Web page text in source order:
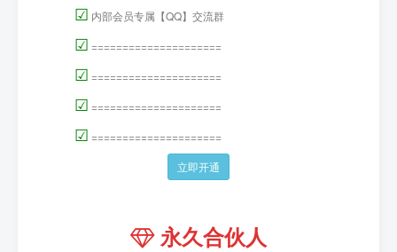
☑ 内部会员专属【QQ】交流群
☑ =====================
☑ =====================
☑ =====================
☑ =====================
立即开通
永久合伙人